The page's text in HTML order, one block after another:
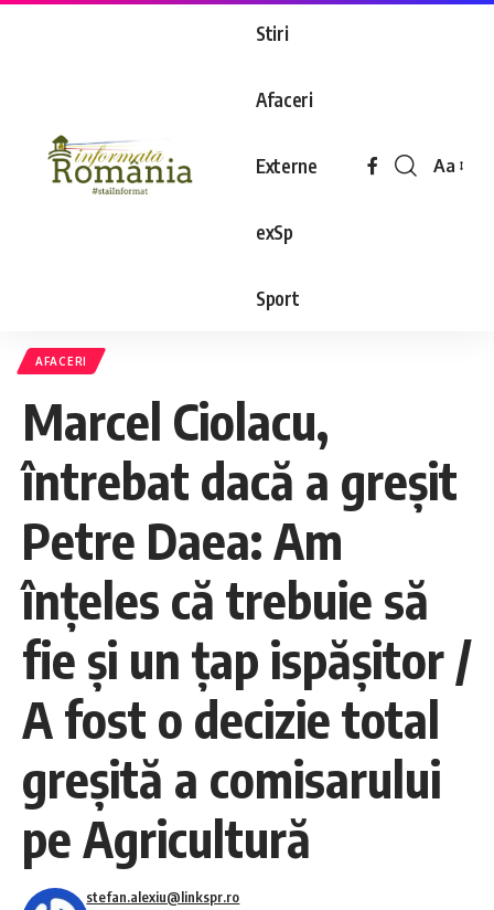
Stiri
Afaceri
Externe
exSp
Sport
Aa
AFACERI
Marcel Ciolacu,
întrebat dacă a greşit
Petre Daea: Am
înţeles că trebuie să
fie şi un ţap ispăşitor /
A fost o decizie total
greşită a comisarului
pe Agricultură
stefan.alexiu@linkspr.ro